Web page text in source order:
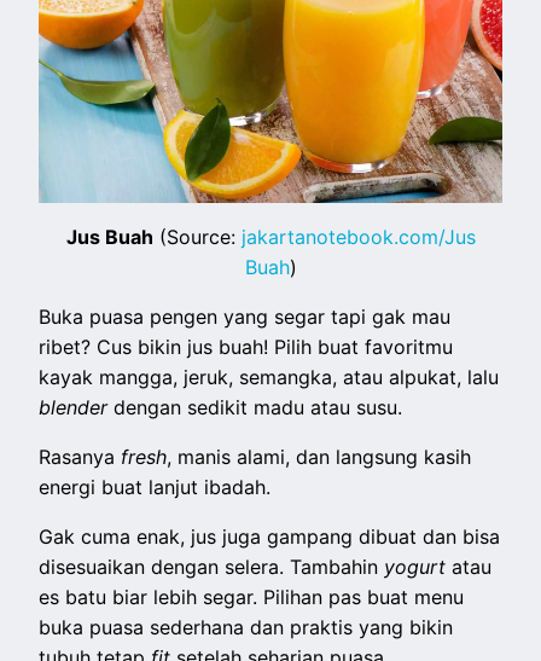
Jus Buah (Source: jakartanotebook.com/Jus
Buah)
Buka puasa pengen yang segar tapi gak mau
ribet? Cus bikin jus buah! Pilih buat favoritmu
kayak mangga, jeruk, semangka, atau alpukat, lalu
blenderdengan sedikit madu atau susu.
Rasanya fresh, manis alami, dan langsung kasih
energi buat lanjut ibadah.
Gak cuma enak, jus juga gampang dibuat dan bisa
disesuaikan dengan selera. Tambahin yogurtatau
es batu biar lebih segar. Pilihan pas buat menu
buka puasa sederhana dan praktis yang bikin